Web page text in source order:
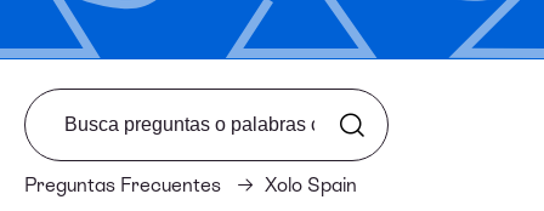
Preguntas Frecuentes Xolo Spain
Search from FAQ